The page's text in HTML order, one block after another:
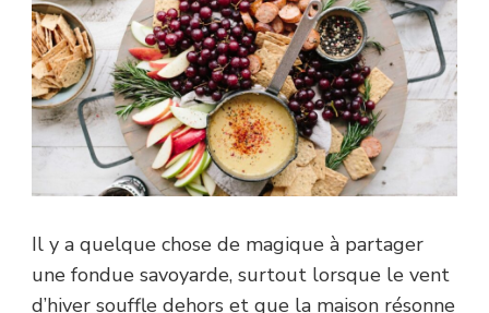
Il y a quelque chose de magique à partager
une fondue savoyarde, surtout lorsque le vent
d’hiver souffle dehors et que la maison résonne